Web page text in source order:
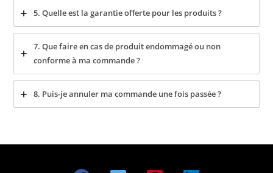
5. Quelle est la garantie offerte pour les produits ?
7. Que faire en cas de produit endommagé ou non
conforme à ma commande ?
8. Puis-je annuler ma commande une fois passée ?